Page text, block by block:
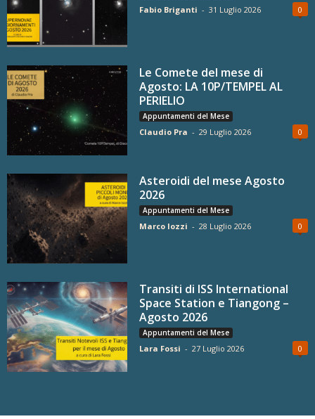
Fabio Briganti - 31 Luglio 2026 0
Le Comete del mese di
Agosto: LA 10P/TEMPEL AL
PERIELIO
Appuntamenti del Mese
Claudio Pra - 29 Luglio 2026 0
Asteroidi del mese Agosto
2026
Appuntamenti del Mese
Marco Iozzi - 28 Luglio 2026 0
Transiti di ISS International
Space Station e Tiangong –
Agosto 2026
Appuntamenti del Mese
Lara Fossi - 27 Luglio 2026 0